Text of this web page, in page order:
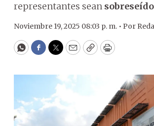
representantes sean
Noviembre 19, 2025 08:03 p. m. • Por
WhatsApp
Facebook
Twitter
EmailCopyPrint